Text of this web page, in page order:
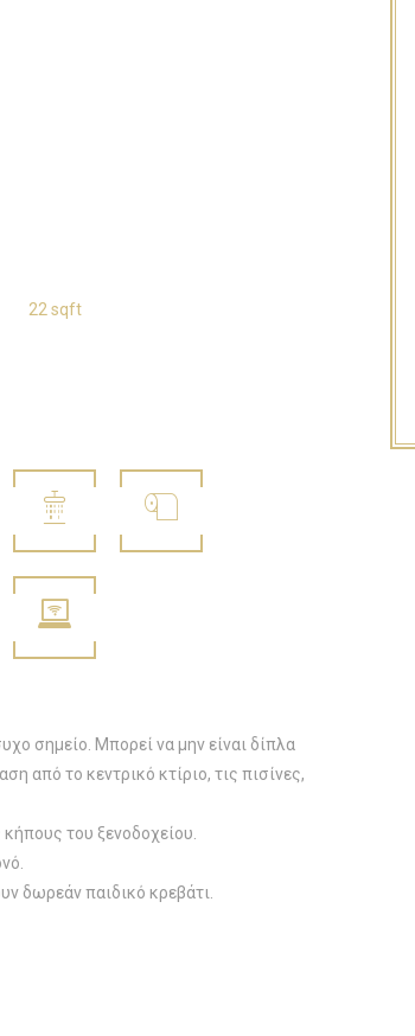
22 sqft
σημείο. Μπορεί να μην είναι δίπλα
από το κεντρικό κτίριο, τις πισίνες,
του ξενοδοχείου.
δωρεάν παιδικό κρεβάτι.